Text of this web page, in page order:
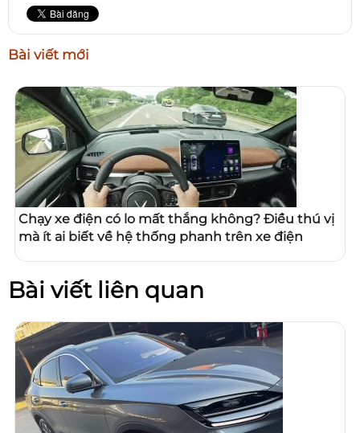
Bài viết mới
Chạy xe điện có lo mất thắng không? Điều thú vị
mà ít ai biết về hệ thống phanh trên xe điện
Bài viết liên quan